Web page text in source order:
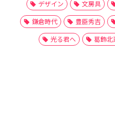
デザイン
文房具
鎌倉時代
豊臣秀吉
光る君へ
葛飾北